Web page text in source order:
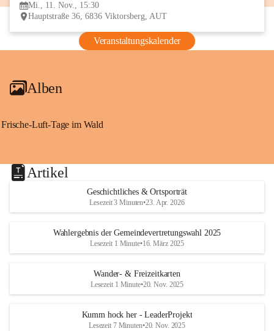
Mi., 11. Nov., 15:30
Hauptstraße 36, 6836 Viktorsberg, AUT
Veranstaltungskalender
Alben
Frische-Luft-Tage im Wald
Artikel
Geschichtliches & Ortsporträt
Lesezeit 3 Minuten•23. Apr. 2026
Wahlergebnis der Gemeindevertretungswahl 2025
Lesezeit 1 Minute•16. März 2025
Wander- & Freizeitkarten
Lesezeit 1 Minute•20. Nov. 2025
Kumm hock her - LeaderProjekt
Lesezeit 7 Minuten•20. Nov. 2025